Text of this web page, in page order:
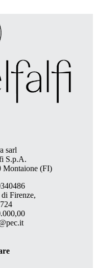
sarl
S.p.A.
Montaione (FI)
Firenze,